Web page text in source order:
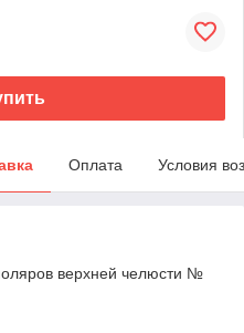
Оплата Условия
верхней челюсти №